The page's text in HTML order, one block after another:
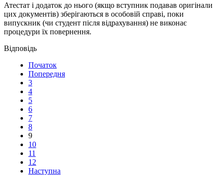
Атестат і додаток до нього (якщо вступник подавав оригінали
цих документів) зберігаються в особовій справі, поки
випускник (чи студент після відрахування) не виконає
процедури їх повернення.
Початок
Попередня
3
4
5
6
7
8
9
10
11
12
Наступна